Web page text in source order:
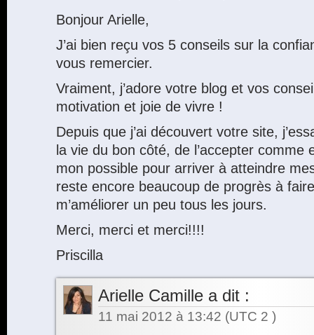
Bonjour Arielle,
J’ai bien reçu vos 5 conseils sur la
vous remercier.
Vraiment, j’adore votre blog et vos
motivation et joie de vivre !
Depuis que j’ai découvert votre site,
la vie du bon côté, de l’accepter comme
mon possible pour arriver à atteindre
reste encore beaucoup de progrès à
m’améliorer un peu tous les jours.
Merci, merci et merci!!!!
Priscilla
Arielle Camille a dit :
11 mai 2012 à 13:42 (UTC 2 )